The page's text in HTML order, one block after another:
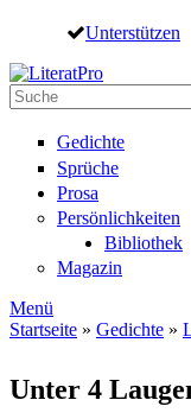
Direkt zum Inhalt
Unterstützen
Suche
Gedichte
Sprüche
Prosa
Persönlichkeiten
Bibliothek
Magazin
Menü
Startseite » Gedichte »
Unter 4